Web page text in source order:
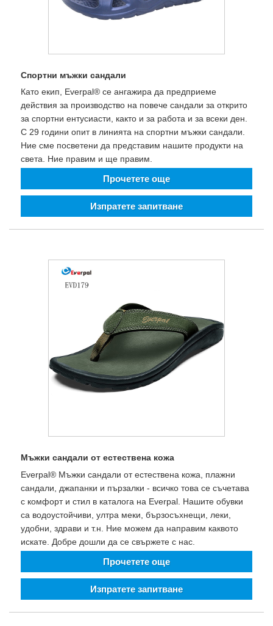
Спортни мъжки сандали
Като екип, Everpal® се ангажира да предприеме
действия за производство на повече сандали за открито
за спортни ентусиасти, както и за работа и за всеки ден.
С 29 години опит в линията на спортни мъжки сандали.
Ние сме посветени да представим нашите продукти на
света. Ние правим и ще правим.
Прочетете още
Изпратете запитване
Мъжки сандали от естествена кожа
Everpal® Мъжки сандали от естествена кожа, плажни
сандали, джапанки и пързалки - всичко това се съчетава
с комфорт и стил в каталога на Everpal. Нашите обувки
са водоустойчиви, ултра меки, бързосъхнещи, леки,
удобни, здрави и т.н. Ние можем да направим каквото
искате. Добре дошли да се свържете с нас.
Прочетете още
Изпратете запитване